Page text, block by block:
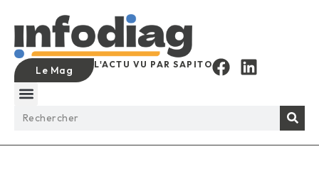
Le Mag L'ACTU VU PAR SAPITO